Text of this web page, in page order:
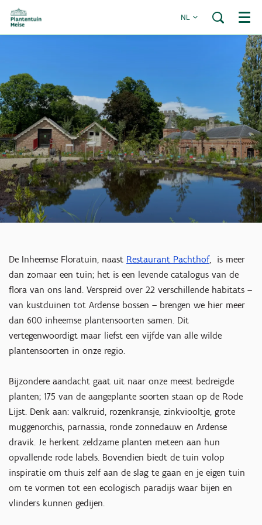
NL Menu
De Inheemse Floratuin, naast Restaurant Pachthof, is meer
dan zomaar een tuin; het is een levende catalogus van de
flora van ons land. Verspreid over 22 verschillende habitats –
van kustduinen tot Ardense bossen – brengen we hier meer
dan 600 inheemse plantensoorten samen. Dit
vertegenwoordigt maar liefst een vijfde van alle wilde
plantensoorten in onze regio.
Bijzondere aandacht gaat uit naar onze meest bedreigde
planten; 175 van de aangeplante soorten staan op de Rode
Lijst. Denk aan: valkruid, rozenkransje, zinkviooltje, grote
muggenorchis, parnassia, ronde zonnedauw en Ardense
dravik. Je herkent zeldzame planten meteen aan hun
opvallende rode labels. Bovendien biedt de tuin volop
inspiratie om thuis zelf aan de slag te gaan en je eigen tuin
om te vormen tot een ecologisch paradijs waar bijen en
vlinders kunnen gedijen.
Inzoomen